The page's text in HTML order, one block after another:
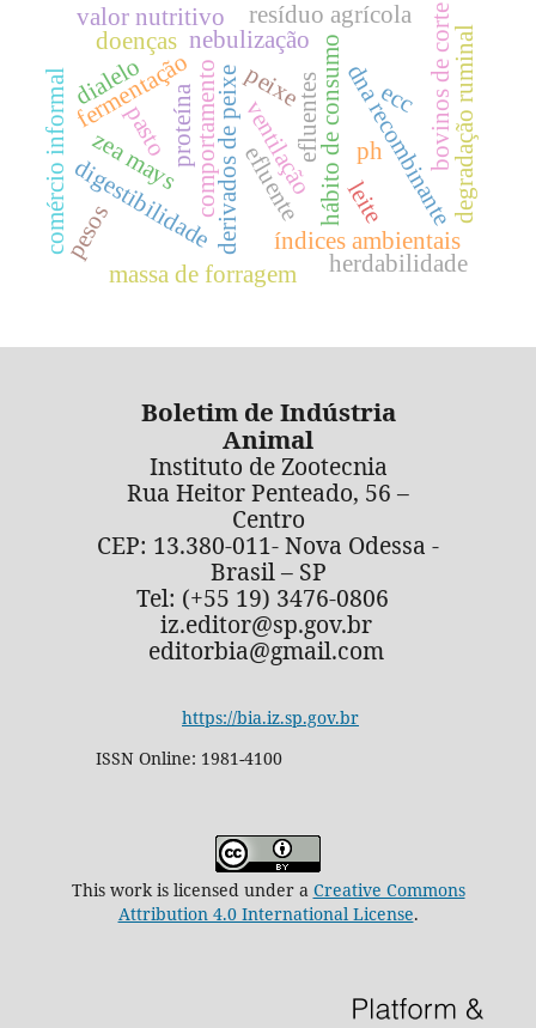
peixe
derivados de peixe hábito de consumo
comportamento
índices ambientais
nebulização
ventilação
digestibilidade efluente
fermentação
ph
proteína
resíduo agrícola
dna recombinante
massa de forragem
zea mays degradação ruminal
valor nutritivo
efluentes bovinos de corte
herdabilidade
pesos
pasto
comércio informal
doenças
leite
ecc
dialelo
Boletim de Indústria
Animal
Instituto de Zootecnia
Rua Heitor Penteado, 56 –
Centro
CEP: 13.380-011- Nova Odessa -
Brasil – SP
Tel: (+55 19) 3476-0806
iz.editor@sp.gov.br
editorbia@gmail.com
https://bia.iz.sp.gov.br
ISSN Online: 1981-4100
This work is licensed under a Creative Commons
Attribution 4.0 International License.